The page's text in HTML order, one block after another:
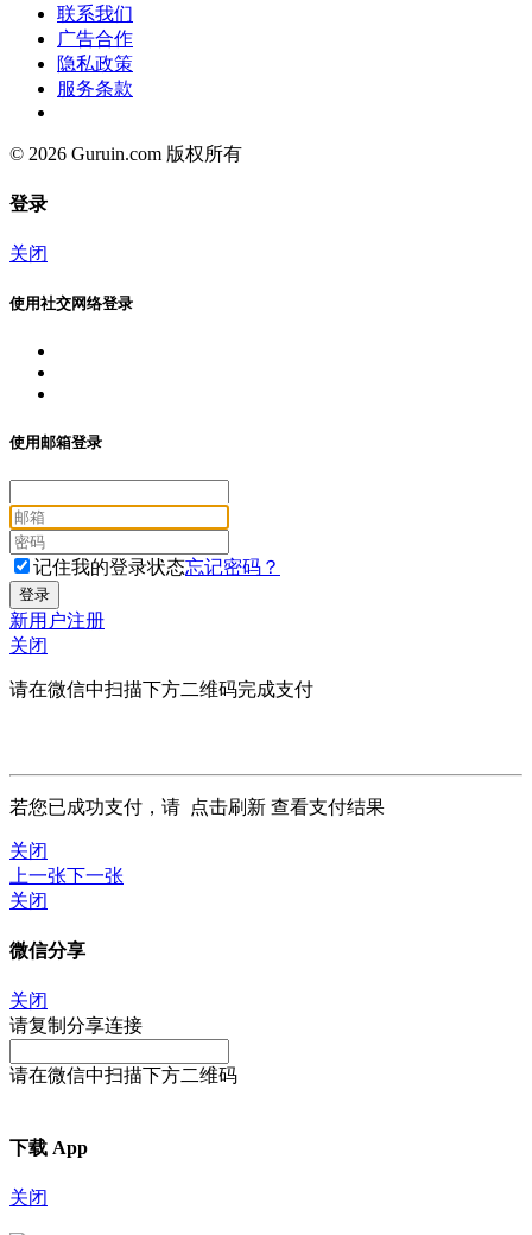
联系我们
广告合作
隐私政策
服务条款
© 2026 Guruin.com 版权所有
登录
关闭
使用社交网络登录
使用邮箱登录
记住我的登录状态忘记密码？
新用户注册
关闭
请在微信中扫描下方二维码完成支付
若您已成功支付，请 点击刷新 查看支付结果
关闭
上一张下一张
关闭
微信分享
关闭
请复制分享连接
请在微信中扫描下方二维码
下载 App
关闭